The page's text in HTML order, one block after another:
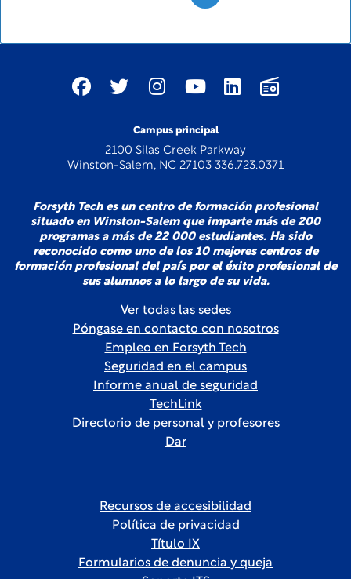
Campus principal
2100 Silas Creek Parkway
Winston-Salem, NC 27103 336.723.0371
Forsyth Tech es un centro de formación profesional
situado en Winston-Salem que imparte más de 200
programas a más de 22 000 estudiantes. Ha sido
reconocido como uno de los 10 mejores centros de
formación profesional del país por el éxito profesional de
sus alumnos a lo largo de su vida.
Ver todas las sedes
Póngase en contacto con nosotros
Empleo en Forsyth Tech
Seguridad en el campus
Informe anual de seguridad
TechLink
Directorio de personal y profesores
Dar
Recursos de accesibilidad
Política de privacidad
Título IX
Formularios de denuncia y queja